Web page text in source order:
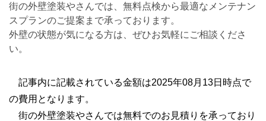
街の外壁塗装やさんでは、無料点検から最適なメンテナン
スプランのご提案まで承っております。
外壁の状態が気になる方は、ぜひお気軽にご相談くださ
い。
記事内に記載されている金額は2025年08月13日時点で
の費用となります。
街の外壁塗装やさんでは無料でのお見積りを承っており